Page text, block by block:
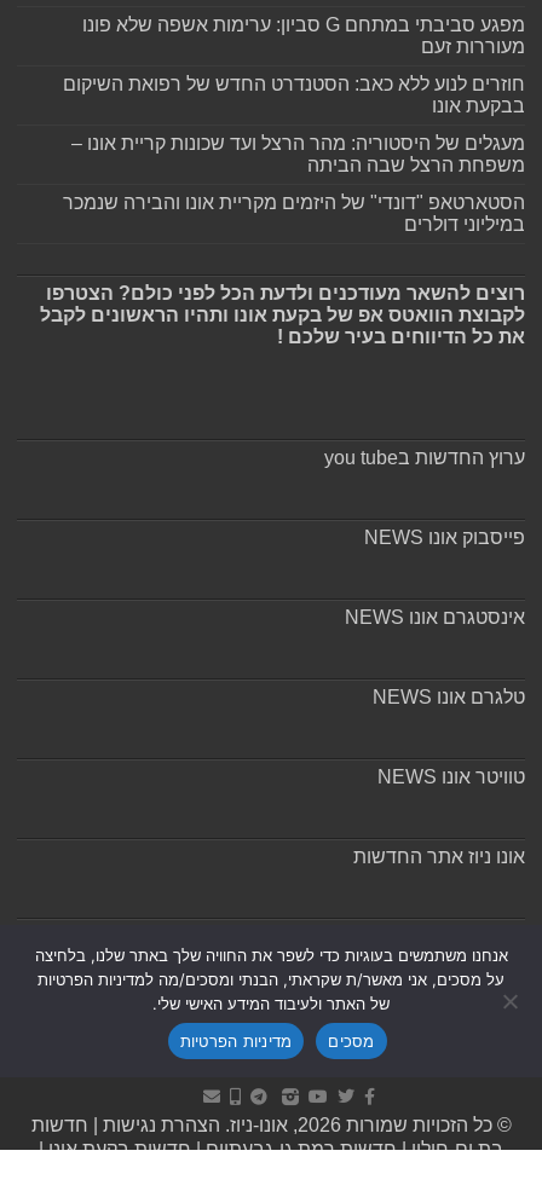
מפגע סביבתי במתחם G סביון: ערימות אשפה שלא פונו
מעוררות זעם
חוזרים לנוע ללא כאב: הסטנדרט החדש של רפואת השיקום
בבקעת אונו
מעגלים של היסטוריה: מהר הרצל ועד שכונות קריית אונו –
משפחת הרצל שבה הביתה
הסטארטאפ "דונדי" של היזמים מקריית אונו והבירה שנמכר
במיליוני דולרים
רוצים להשאר מעודכנים ולדעת הכל לפני כולם? הצטרפו
לקבוצת הוואטס אפ של בקעת אונו ותהיו הראשונים לקבל
את כל הדיווחים בעיר שלכם !
ערוץ החדשות בyou tube
פייסבוק אונו NEWS
אינסטגרם אונו NEWS
טלגרם אונו NEWS
טוויטר אונו NEWS
אונו ניוז אתר החדשות
© כל הזכויות שמורות 2026, אונו-ניוז. הצהרת נגישות
חדשות
בת ים-חולון|חדשות רמת גן-גבעתיים|חדשות בקעת אונו|
אנחנו משתמשים בעוגיות כדי לשפר את החוויה שלך באתר שלנו, בלחיצה
על מסכים, אני מאשר/ת שקראתי, הבנתי ומסכים/מה למדיניות הפרטיות
של האתר ולעיבוד המידע האישי שלי.
מסכים
מדיניות הפרטיות